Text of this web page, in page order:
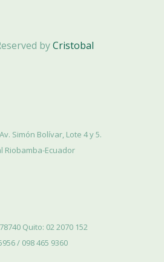
byCristobal
Simón Bolívar, Lote 4 y 5.
Riobamba-Ecuador
Quito: 02 2070 152
/ 098 465 9360